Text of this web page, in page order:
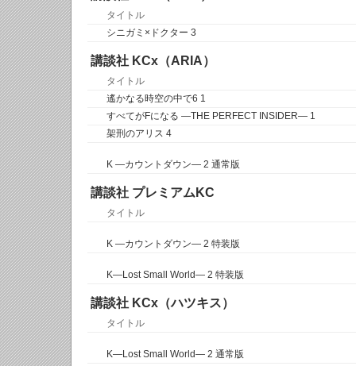
タイトル
シニガミ×ドクター 3
講談社 KCx（ARIA）
タイトル
遙かなる時空の中で6 1
すべてがFになる ―THE PERFECT INSIDER― 1
架刑のアリス 4
K ―カウントダウン― 2 通常版
講談社 プレミアムKC
タイトル
K ―カウントダウン― 2 特装版
K―Lost Small World― 2 特装版
講談社 KCx（ハツキス）
タイトル
K―Lost Small World― 2 通常版